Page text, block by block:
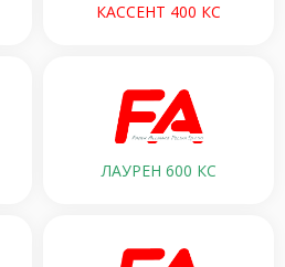
КАССЕНТ 400 КС
ЛАУРЕН 600 КС